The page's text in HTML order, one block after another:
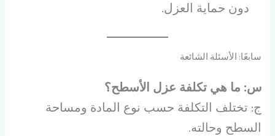
دون حماية العزل.
سابعًا: الأسئلة الشائعة
س: ما هي تكلفة عزل الأسطح؟
ج: تختلف التكلفة حسب نوع المادة ومساحة
السطح وحالته.